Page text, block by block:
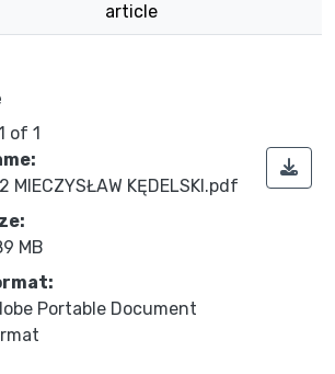
article
of 1
MIECZYSŁAW KĘDELSKI.pdf
MB
Portable Document